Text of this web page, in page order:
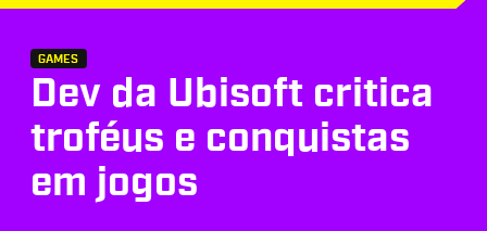
GAMES
Dev da Ubisoft critica
troféus e conquistas
em jogos